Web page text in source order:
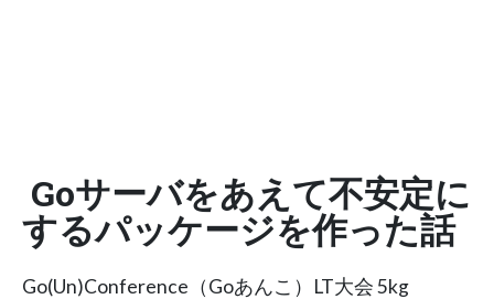
Goサーバをあえて不安定に
するパッケージを作った話
Go(Un)Conference（Goあんこ）LT大会 5kg